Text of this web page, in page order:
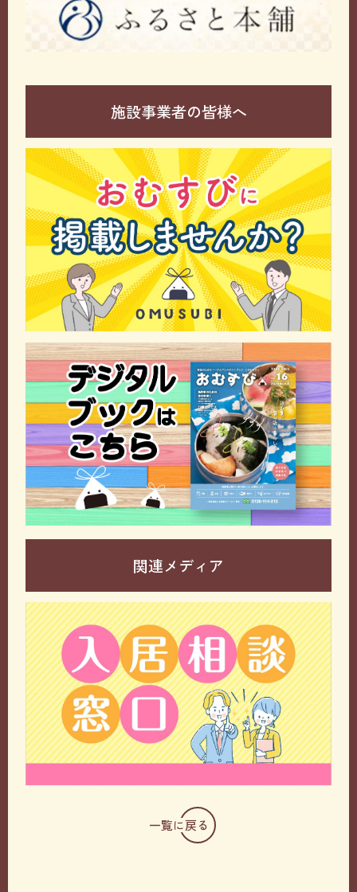
施設事業者の皆様へ
関連メディア
一覧に戻る